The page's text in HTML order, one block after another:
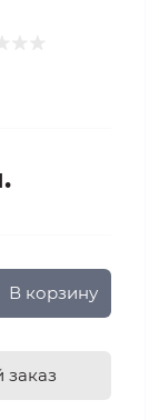
В корзину
заказ